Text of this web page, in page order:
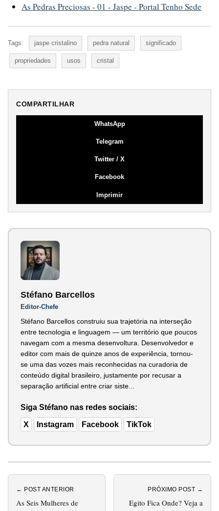
As Pedras Preciosas - 01 - Jaspe - Portal Tenho Sede
Tags: jaspe cristalino pedra natural significado
propriedades usos cristal
COMPARTILHAR
WhatsApp
Telegram
Twitter / X
Facebook
Imprimir
Stéfano Barcellos
Editor-Chefe
Stéfano Barcellos construiu sua trajetória na interseção
entre tecnologia e linguagem — um território que poucos
navegam com a mesma desenvoltura. Desenvolvedor e
editor com mais de quinze anos de experiência, tornou-
se uma das vozes mais reconhecidas na curadoria de
conteúdo digital brasileiro, justamente por recusar a
separação artificial entre criar siste...
Siga Stéfano nas redes sociais:
X Instagram Facebook TikTok
← POST ANTERIOR
As Seis Mulheres de
PRÓXIMO POST →
Egito Fica Onde? Veja a